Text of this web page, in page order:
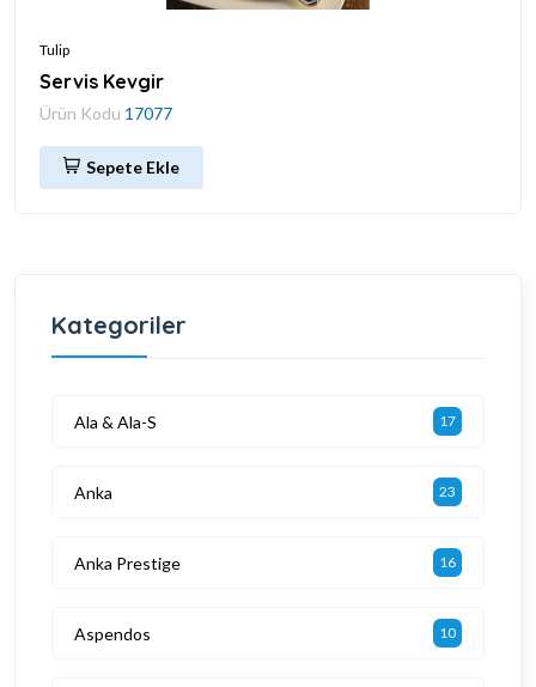
Tulip
Servis Kevgir
Ürün Kodu 17077
Sepete Ekle
Kategoriler
Ala & Ala-S 17
Anka 23
Anka Prestige 16
Aspendos 10